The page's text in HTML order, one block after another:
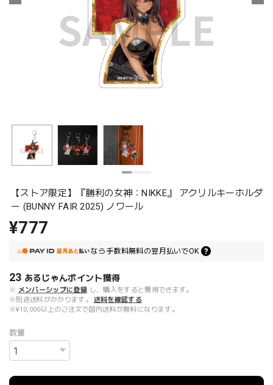
【ストア限定】『勝利の女神：NIKKE』 アクリルキーホルダ
ー (BUNNY FAIR 2025) ノワール
¥777
なら 手数料無料の翌月払いでOK
23 あるじゃんポイント獲得
※ メンバーシップに登録 し、購入をすると獲得できます。
※別途送料がかかります。
送料を確認する
※¥10,000以上のご注文で国内送料が無料になります。
数量